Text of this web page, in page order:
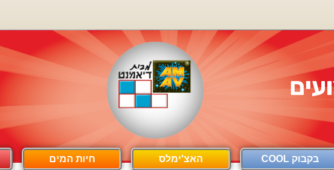
בקבוק COOL האצ'ימלס חיות המים